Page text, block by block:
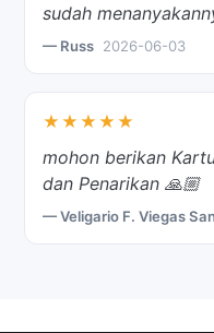
sudah
— Russ 2026-06-03
★★★★★
mohon berikan
dan Penarikan 🙏🏼
— Veligario F. Viegas